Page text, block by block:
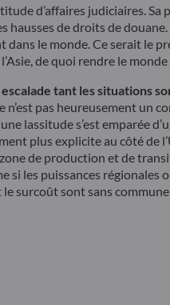
d’affaires judiciaires.
de droits de
le monde. Ce serait le
de quoi rendre le
tant les situations
pas heureusement un
lassitude s’est emparée
plus explicite au côté de
de production et de
si les puissances régionales
sont sans commune